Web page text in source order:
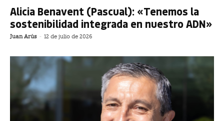
Alicia Benavent (Pascual): «Tenemos la
sostenibilidad integrada en nuestro ADN»
Juan Arús - 12 de julio de 2026